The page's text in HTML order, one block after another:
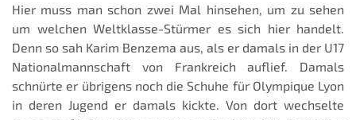
Hier muss man schon zwei Mal hinsehen, um zu sehen
um welchen Weltklasse-Stürmer es sich hier handelt.
Denn so sah Karim Benzema aus, als er damals in der U17
Nationalmannschaft von Frankreich auflief. Damals
schnürte er übrigens noch die Schuhe für Olympique Lyon
in deren Jugend er damals kickte. Von dort wechselte